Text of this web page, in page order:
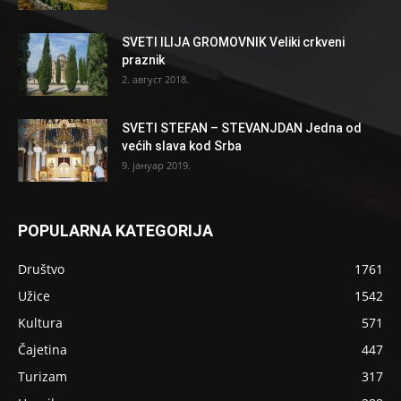
SVETI ILIJA GROMOVNIK Veliki crkveni
praznik
2. август 2018.
SVETI STEFAN – STEVANJDAN Jedna od
većih slava kod Srba
9. јануар 2019.
POPULARNA KATEGORIJA
Društvo
1761
Užice
1542
Kultura
571
Čajetina
447
Turizam
317